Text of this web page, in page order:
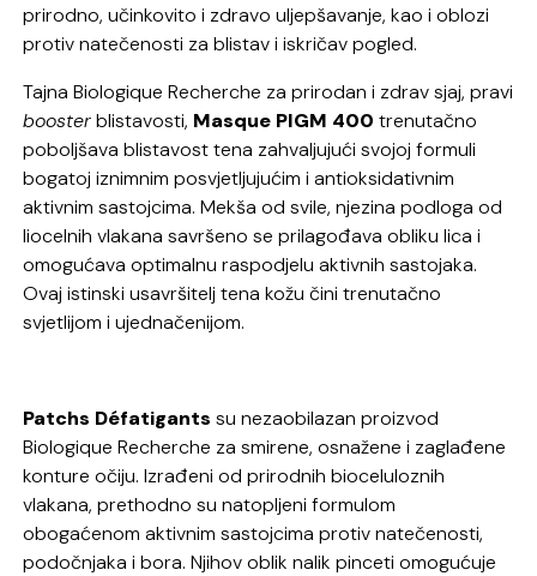
prirodno, učinkovito i zdravo uljepšavanje, kao i oblozi
protiv natečenosti za blistav i iskričav pogled.
Tajna Biologique Recherche za prirodan i zdrav sjaj, pravi
boosterblistavosti, Masque PIGM 400 trenutačno
poboljšava blistavost tena zahvaljujući svojoj formuli
bogatoj iznimnim posvjetljujućim i antioksidativnim
aktivnim sastojcima. Mekša od svile, njezina podloga od
liocelnih vlakana savršeno se prilagođava obliku lica i
omogućava optimalnu raspodjelu aktivnih sastojaka.
Ovaj istinski usavršitelj tena kožu čini trenutačno
svjetlijom i ujednačenijom.
Patchs Défatigants su nezaobilazan proizvod
Biologique Recherche za smirene, osnažene i zaglađene
konture očiju. Izrađeni od prirodnih bioceluloznih
vlakana, prethodno su natopljeni formulom
obogaćenom aktivnim sastojcima protiv natečenosti,
podočnjaka i bora. Njihov oblik nalik pinceti omogućuje